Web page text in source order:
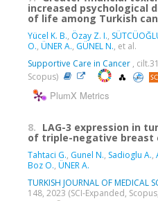
increased psychological
of life among Turkish
Yücel K. B., Özay Z. I.,
O., ÜNER A., GÜNEL N., et al.
Supportive Care in Cancer ,
Scopus)
PlumX Metrics
8. LAG-3 expression in
of triple-negative breast
Tahtaci G., Gunel N., Sadioglu A.,
Boz O., ÜNER A.
TURKISH JOURNAL OF MEDICAL
148, 2023 (SCI-Expanded,